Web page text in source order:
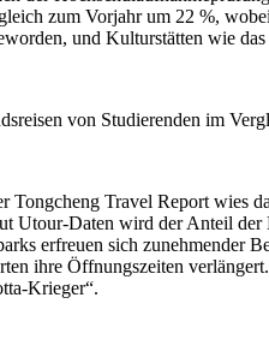
zum Vorjahr um 22 %,
und Kulturstätten wie
von Studierenden im
Travel Report wies
Utour-Daten wird der Anteil
erfreuen sich zunehmender
ihre Öffnungszeiten
Krieger“.